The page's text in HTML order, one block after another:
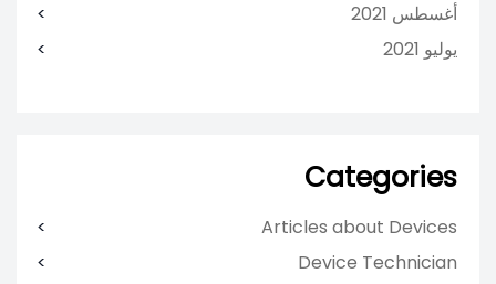
أغسطس 2021
يوليو 2021
Categories
Articles about Devices
Device Technician